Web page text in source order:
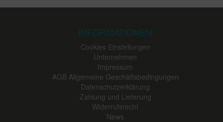
INFORMATIONEN
Cookies Einstellungen
Unternehmen
Impressum
AGB Allgemeine Geschäftsbedingungen
Datenschutzerklärung
Zahlung und Lieferung
Widerrufsrecht
News